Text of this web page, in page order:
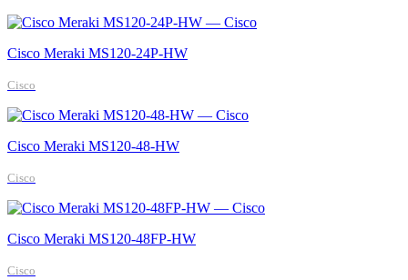
Cisco Meraki MS120-24P-HW
Cisco
Cisco Meraki MS120-48-HW
Cisco
Cisco Meraki MS120-48FP-HW
Cisco